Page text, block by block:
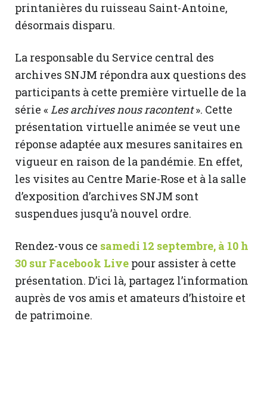
printanières du ruisseau Saint-Antoine,
désormais disparu.
La responsable du Service central des
archives SNJM répondra aux questions des
participants à cette première virtuelle de la
série « Les archives nous racontent». Cette
présentation virtuelle animée se veut une
réponse adaptée aux mesures sanitaires en
vigueur en raison de la pandémie. En effet,
les visites au Centre Marie-Rose et à la salle
d’exposition d’archives SNJM sont
suspendues jusqu’à nouvel ordre.
Rendez-vous ce samedi 12 septembre, à 10 h
30 sur Facebook Live pour assister à cette
présentation. D’ici là, partagez l’information
auprès de vos amis et amateurs d’histoire et
de patrimoine.